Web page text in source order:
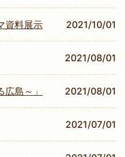
資料展示 2021/10/01
2021/08/01
島～」 2021/08/01
2021/07/01